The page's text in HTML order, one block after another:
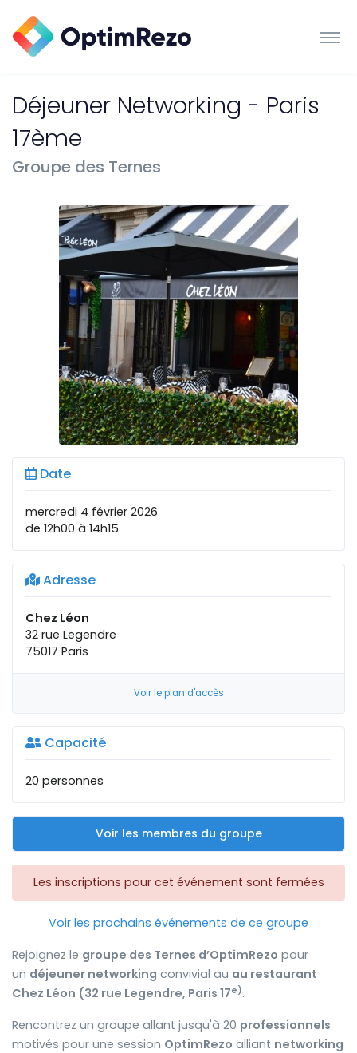
Déjeuner Networking - Paris
17ème
Groupe des Ternes
Date
mercredi 4 février 2026
de 12h00 à 14h15
Adresse
Chez Léon
32 rue Legendre
75017 Paris
Voir le plan d'accès
Capacité
20 personnes
Voir les membres du groupe
Les inscriptions pour cet événement sont fermées
Voir les prochains événements de ce groupe
Rejoignez le groupe des Ternes d’OptimRezo pour
un déjeuner networking convivial au au restaurant
Chez Léon (32 rue Legendre, Paris 17e).
Rencontrez un groupe allant jusqu'à 20 professionnels
motivés pour une session OptimRezo alliant networking